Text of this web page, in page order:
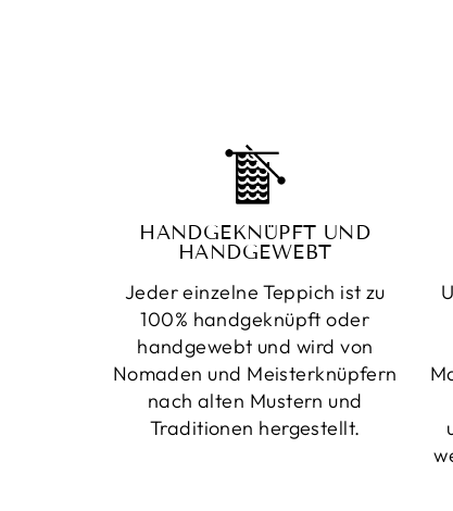
HANDGEKNÜPFT UND
HANDGEWEBT
Jeder einzelne Teppich ist zu
100% handgeknüpft oder
handgewebt und wird von
Nomaden und Meisterknüpfern
nach alten Mustern und
Traditionen hergestellt.